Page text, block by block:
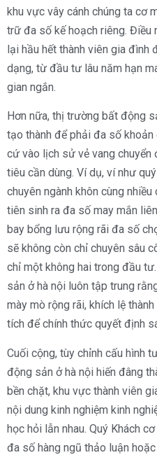
khu vực vây cánh chúng ta cơ
trữ đa số kế hoạch riêng. Điều
lại hầu hết thành viên gia đình
dạng, từ đầu tư lâu năm hạn
gian ngắn.
Hơn nữa, thị trường bất động
tạo thành để phải đa số
cứ vào lịch sử vẻ vang chuyển
tiêu cần dùng. Ví dụ, ví như
chuyên ngành khôn cùng
tiên sinh ra đa số may mắn
bay bổng lưu rộng rãi đa số
sẽ không còn chỉ chuyên sâu
chỉ một không hai trong đầu
sản ở hà nội luôn tập trung
mày mò rộng rãi, khích lệ
tích để chính thức quyết định
Cuối cộng, tùy chỉnh cấu hình
động sản ở hà nội hiến đâng
bền chặt, khu vực thành viên
nội dung kinh nghiệm kinh
học hỏi lẫn nhau. Quý Khách
đa số hàng ngũ thảo luận